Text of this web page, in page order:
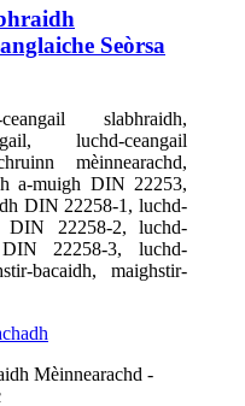
Seòrsa
slabhraidh,
luchd-ceangail
mèinnearachd,
a-muigh DIN 22253,
DIN 22258-1, luchd-
DIN 22258-2, luchd-
22258-3, luchd-
bacaidh, maighstir-